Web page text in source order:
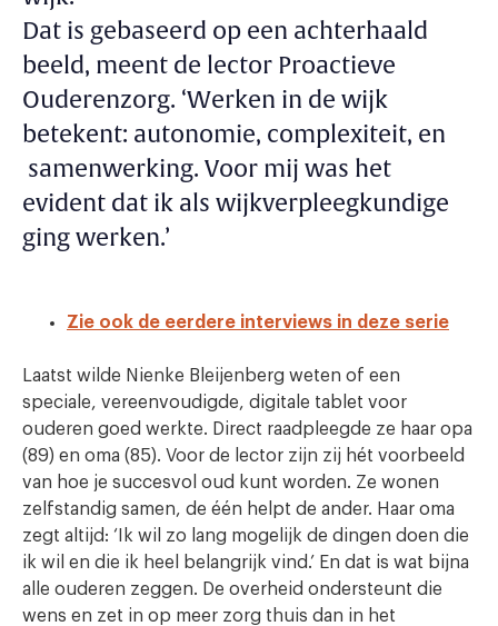
Dat is gebaseerd op een achterhaald
beeld, meent de lector Proactieve
Ouderenzorg. ‘Werken in de wijk
betekent: autonomie, complexiteit, en
samenwerking. Voor mij was het
evident dat ik als wijkverpleegkundige
ging werken.’
Zie ook de eerdere interviews in deze serie
Laatst wilde Nienke Bleijenberg weten of een
speciale, vereenvoudigde, digitale tablet voor
ouderen goed werkte. Direct raadpleegde ze haar opa
(89) en oma (85). Voor de lector zijn zij hét voorbeeld
van hoe je succesvol oud kunt worden. Ze wonen
zelfstandig samen, de één helpt de ander. Haar oma
zegt altijd: ‘Ik wil zo lang mogelijk de dingen doen die
ik wil en die ik heel belangrijk vind.’ En dat is wat bijna
alle ouderen zeggen. De overheid ondersteunt die
wens en zet in op meer zorg thuis dan in het